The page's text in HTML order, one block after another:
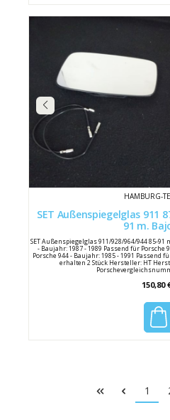
HAMBURG-
SET Außenspiegelglas 911
91 m.
SET Außenspiegelglas 911/928/964/944 85-91
- Baujahr: 1987 - 1989 Passend für Porsche
Porsche 944 - Baujahr: 1985 - 1991 Passend
erhalten 2 Stück Hersteller: HT
150,80
1